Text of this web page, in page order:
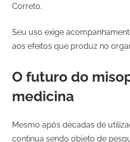
Correto.
Seu uso exige
aos efeitos que produz no
O futuro do
medicina
Mesmo após décadas de
continua sendo objeto de